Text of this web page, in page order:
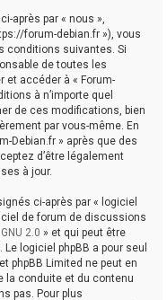
après par « nous »,
forum-debian.fr »), vous
conditions suivantes. Si
de toutes les
accéder à « Forum-
à n’importe quel
de ces modifications, bien
par vous-même. En
Debian.fr » après que des
d’être légalement
à jour.
ci-après par « logiciel
de forum de discussions
2.0 » et qui peut être
Le logiciel phpBB a pour seul
phpBB Limited ne peut en
la conduite et du contenu
pas. Pour plus